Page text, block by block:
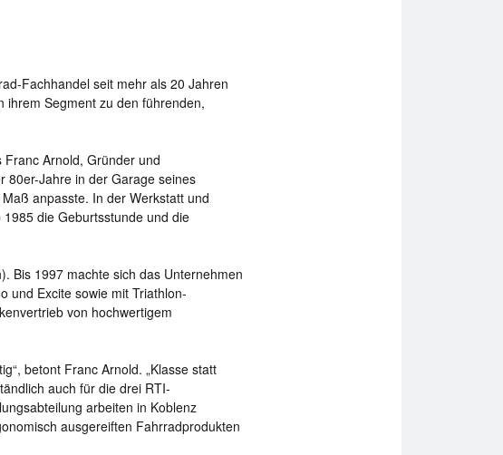
Fachhandel seit mehr als 20 Jahren
ihrem Segment zu den führenden,
Arnold, Gründer und
80er-Jahre in der Garage seines
anpasste. In der Werkstatt und
die Geburtsstunde und die
Bis 1997 machte sich das Unternehmen
und Excite sowie mit Triathlon-
von hochwertigem
betont Franc Arnold. „Klasse statt
auch für die drei RTI-
arbeiten in Koblenz
ausgereiften Fahrradprodukten